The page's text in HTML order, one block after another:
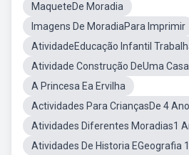
MaqueteDe Moradia
Imagens De MoradiaPara Imprimir
AtividadeEducação Infantil
Atividade Construção DeUma Casa
A Princesa Ea Ervilha
Actividades Para CriançasDe 4
Atividades Diferentes Moradias1
Atividades De Historia EGeografia